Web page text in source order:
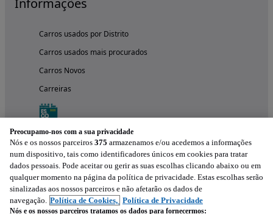
Informações
Carros usados por Distrito
Carros usados mais procurados
Carros Novos
Carreiras
Preocupamo-nos com a sua privacidade
Nós e os nossos parceiros 375 armazenamos e/ou acedemos a informações
num dispositivo, tais como identificadores únicos em cookies para tratar
dados pessoais. Pode aceitar ou gerir as suas escolhas clicando abaixo ou em
qualquer momento na página da política de privacidade. Estas escolhas serão
sinalizadas aos nossos parceiros e não afetarão os dados de
navegação. Política de Cookies, Política de Privacidade
Nós e os nossos parceiros tratamos os dados para fornecermos: